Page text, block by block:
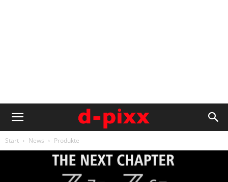
Start News Produkte